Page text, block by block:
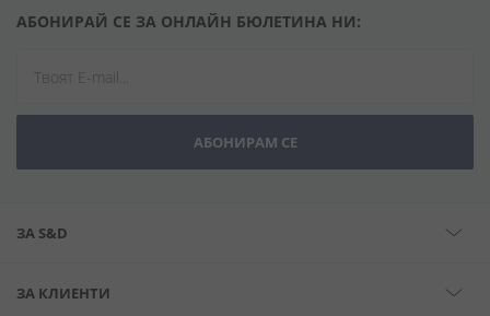
АБОНИРАЙ СЕ ЗА ОНЛАЙН БЮЛЕТИНА НИ:
АБОНИРАМ СЕ
ЗА S&D
ЗА КЛИЕНТИ